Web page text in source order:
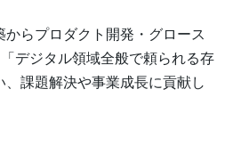
らプロダクト開発・グロース
デジタル領域全般で頼られる存
課題解決や事業成長に貢献し